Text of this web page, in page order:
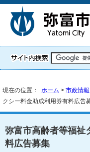
現在の位置： ホーム > 市政情報
クシー料金助成利用券有料広告
弥富市高齢者等福祉
料広告募集